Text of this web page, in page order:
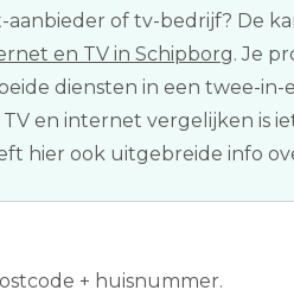
of tv-bedrijf? De
en TV in Schipborg. Je
diensten in een twee-
en internet vergelijken is
hier ook uitgebreide info
+ huisnummer.